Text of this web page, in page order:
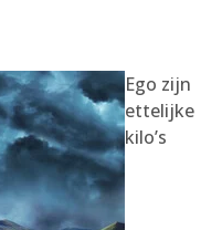
Ego zijn
ettelijke
kilo’s